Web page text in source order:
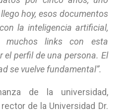
hoy, esos documentos
la inteligencia artificial,
muchos links con esta
el perfil de una persona. El
se vuelve fundamental”.
de la universidad,
de la Universidad Dr.